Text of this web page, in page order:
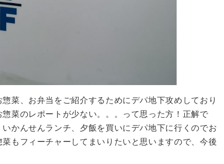
菜、お弁当をご紹介するためにデパ地下攻めしており
菜のレポートが少ない。。。って思った方！正解で
かんせんランチ、夕飯を買いにデパ地下に行くのでお
もフィーチャーしてまいりたいと思いますので、今後